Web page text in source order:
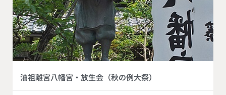
油祖離宮八幡宮・放生会（秋の例大祭）